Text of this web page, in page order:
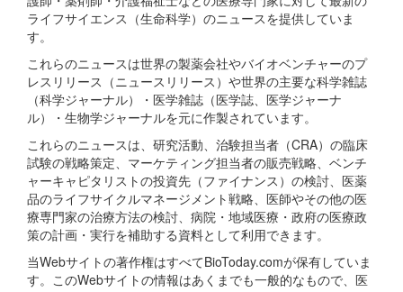
ライフサイエンス（生命科学）のニュースを提供していま
す。
これらのニュースは世界の製薬会社やバイオベンチャーのプ
レスリリース（ニュースリリース）や世界の主要な科学雑誌
（科学ジャーナル）・医学雑誌（医学誌、医学ジャーナ
ル）・生物学ジャーナルを元に作製されています。
これらのニュースは、研究活動、治験担当者（CRA）の臨床
試験の戦略策定、マーケティング担当者の販売戦略、ベンチ
ャーキャピタリストの投資先（ファイナンス）の検討、医薬
品のライフサイクルマネージメント戦略、医師やその他の医
療専門家の治療方法の検討、病院・地域医療・政府の医療政
策の計画・実行を補助する資料として利用できます。
当Webサイトの著作権はすべてBioToday.comが保有していま
す。このWebサイトの情報はあくまでも一般的なもので、医